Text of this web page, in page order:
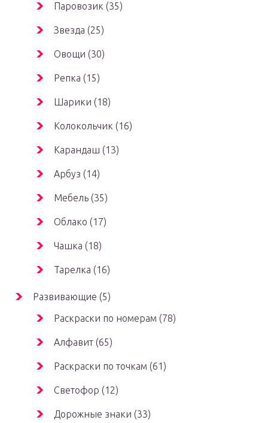
Паровозик (35)
Звезда (25)
Овощи (30)
Репка (15)
Шарики (18)
Колокольчик (16)
Карандаш (13)
Арбуз (14)
Мебель (35)
Облако (17)
Чашка (18)
Тарелка (16)
Развивающие (5)
Раскраски по номерам (78)
Алфавит (65)
Раскраски по точкам (61)
Светофор (12)
Дорожные знаки (33)